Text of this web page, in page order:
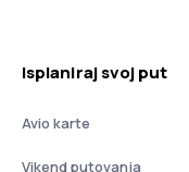
Isplaniraj svoj put
Avio karte
Vikend putovanja